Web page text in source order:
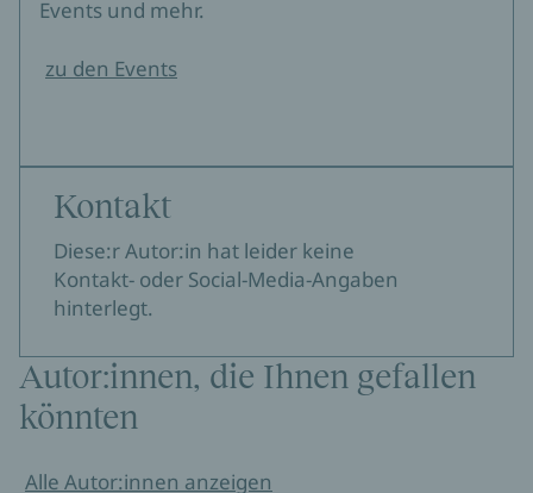
Events und mehr.
zu den Events
Kontakt
Diese:r Autor:in hat leider keine
Kontakt- oder Social-Media-Angaben
hinterlegt.
Autor:innen, die Ihnen gefallen
könnten
Alle Autor:innen anzeigen